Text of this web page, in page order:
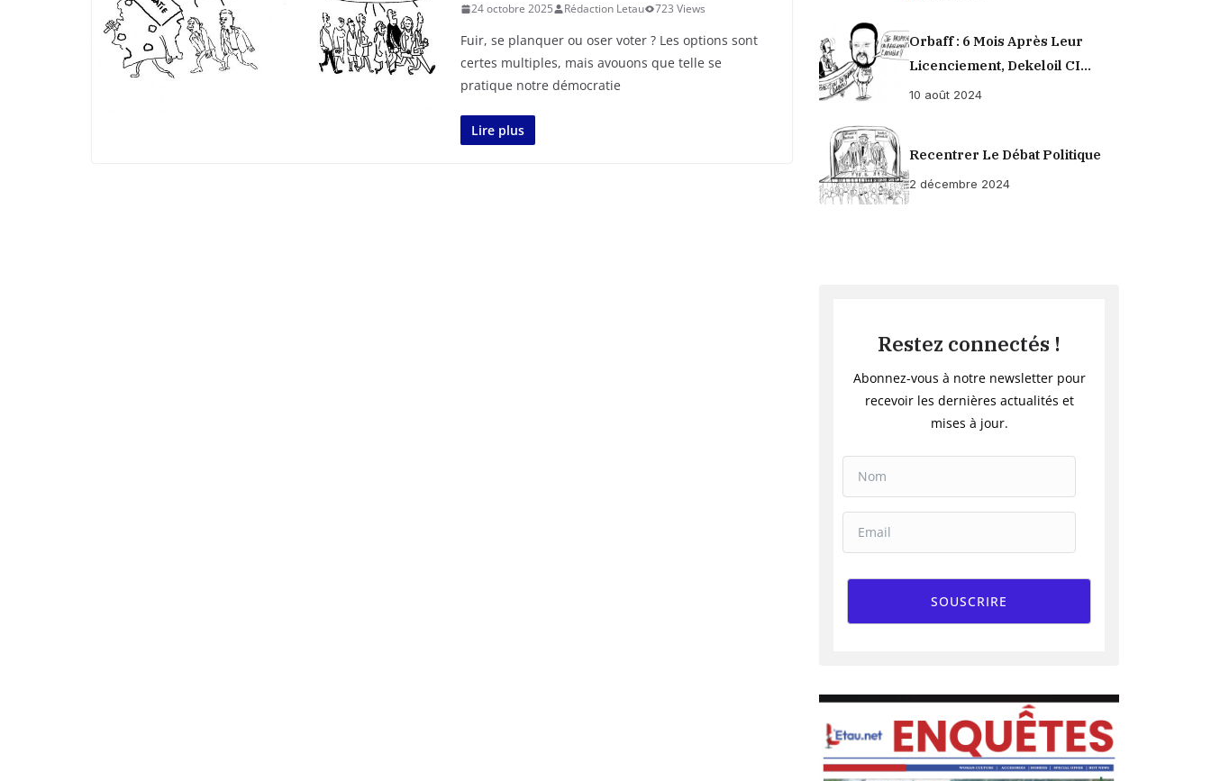
24 octobre 2025 Rédaction Letau 723 Views
Fuir, se planquer ou oser voter ? Les options sont
certes multiples, mais avouons que telle se
pratique notre démocratie
Lire plus
Orbaff : 6 Mois Après Leur
Licenciement, Dekeloil CI
Propose À Ses Ex-Ouvriers Un
10 août 2024
Recentrer Le Débat Politique
2 décembre 2024
Restez connectés !
Abonnez-vous à notre newsletter pour
recevoir les dernières actualités et
mises à jour.
SOUSCRIRE